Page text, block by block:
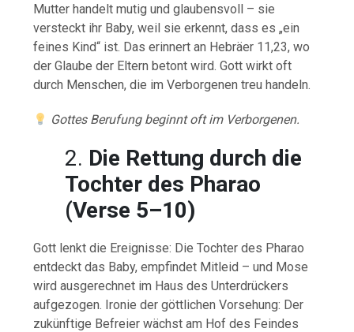
Mutter handelt mutig und glaubensvoll – sie
versteckt ihr Baby, weil sie erkennt, dass es „ein
feines Kind“ ist. Das erinnert an Hebräer 11,23, wo
der Glaube der Eltern betont wird. Gott wirkt oft
durch Menschen, die im Verborgenen treu handeln.
Gottes Berufung beginnt oft im Verborgenen.
2. Die Rettung durch die
Tochter des Pharao
(Verse 5–10)
Gott lenkt die Ereignisse: Die Tochter des Pharao
entdeckt das Baby, empfindet Mitleid – und Mose
wird ausgerechnet im Haus des Unterdrückers
aufgezogen. Ironie der göttlichen Vorsehung: Der
zukünftige Befreier wächst am Hof des Feindes